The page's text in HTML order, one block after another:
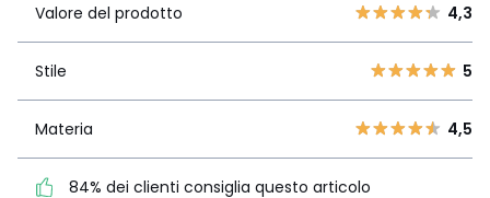
1 2
2
3 1
4
questo articolo
Valore del prodotto 4,3
Stile 5
Materia 4,5
84% dei clienti consiglia questo articolo